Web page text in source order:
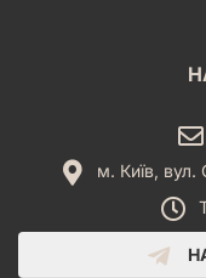
карти. Після
використовувати
можете втратити.
Сканування карти
буде доступною
персонажами. У
Призначення.
м. Київ,